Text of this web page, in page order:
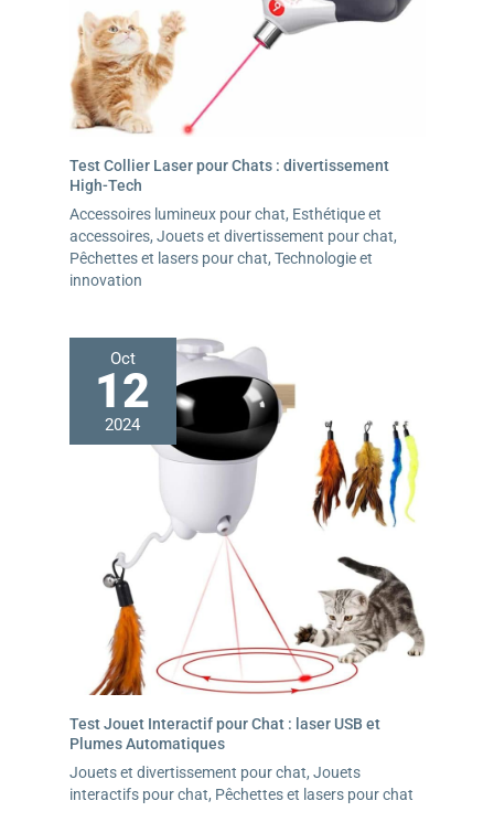
Test Collier Laser pour Chats : divertissement
High-Tech
Accessoires lumineux pour chat, Esthétique et
accessoires, Jouets et divertissement pour chat,
Pêchettes et lasers pour chat, Technologie et
innovation
Oct
12
2024
Test Jouet Interactif pour Chat : laser USB et
Plumes Automatiques
Jouets et divertissement pour chat, Jouets
interactifs pour chat, Pêchettes et lasers pour chat